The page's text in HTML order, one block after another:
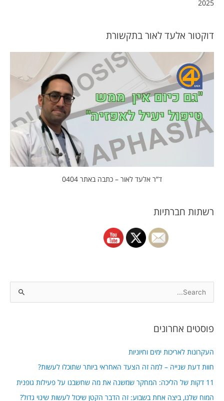
2025
דוקטור אלעד לאור בתקשורת
ד”ר אלעד לאור – כתבה באתר 0404
רשתות חברתיות
r
o
פוסטים אחרונים
העקרונות לאריכות ימים וחיוניות
חוות דעת שנייה – למה זה הצעד האחראי ביותר שתוכלו לעשות?
11 דקות של הליכה: המחקר שמשנה את מה שחשבנו על פעילות גופנית
המוח שלנו, ביצה אחת בשבוע: זה הדבר הקטן שיכול לעשות שינוי גדול?